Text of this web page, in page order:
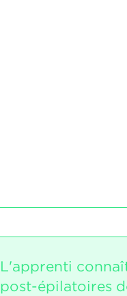
L'apprenti
post-épilatoires